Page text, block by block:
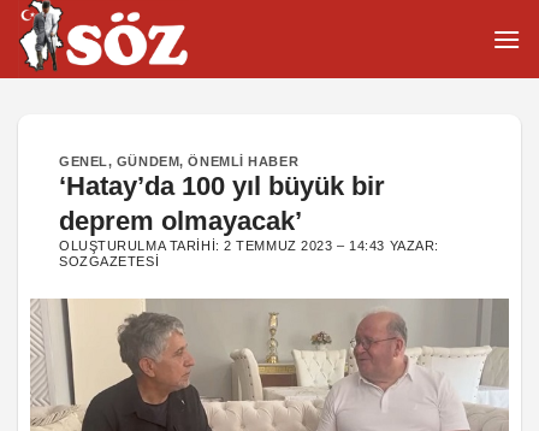
İçeriğe
atla
GENEL, GÜNDEM,ÖNEMLI HABER
‘Hatay’da 100 yıl büyük bir
deprem olmayacak’
OLUŞTURULMA TARIHI:2 TEMMUZ 2023 – 14:43 YAZAR:
SOZGAZETESI